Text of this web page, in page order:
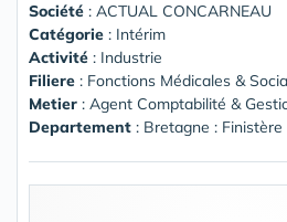
Société : ACTUAL CONCARNEAU
Catégorie : Intérim
Activité : Industrie
Filiere : Fonctions Médicales &
Metier : Agent Comptabilité &
Departement : Bretagne : Finistère